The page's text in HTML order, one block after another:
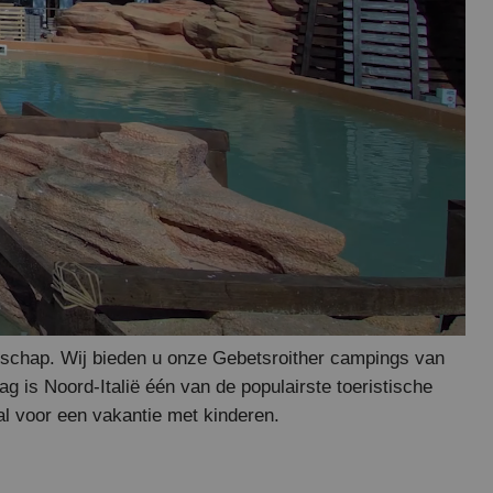
Wij bieden u onze Gebetsroither campings van
is Noord-Italië één van de populairste toeristische
voor een vakantie met kinderen.